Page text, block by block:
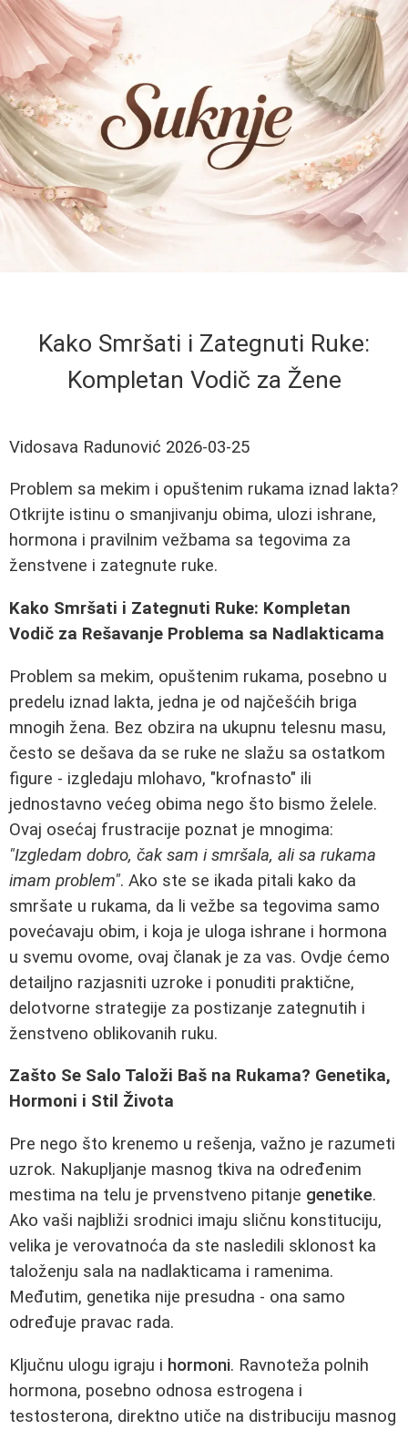
Kako Smršati i Zategnuti Ruke:
Kompletan Vodič za Žene
Vidosava Radunović 2026-03-25
Problem sa mekim i opuštenim rukama iznad lakta?
Otkrijte istinu o smanjivanju obima, ulozi ishrane,
hormona i pravilnim vežbama sa tegovima za
ženstvene i zategnute ruke.
Kako Smršati i Zategnuti Ruke: Kompletan
Vodič za Rešavanje Problema sa Nadlakticama
Problem sa mekim, opuštenim rukama, posebno u
predelu iznad lakta, jedna je od najčešćih briga
mnogih žena. Bez obzira na ukupnu telesnu masu,
često se dešava da se ruke ne slažu sa ostatkom
figure - izgledaju mlohavo, "krofnasto" ili
jednostavno većeg obima nego što bismo želele.
Ovaj osećaj frustracije poznat je mnogima:
"Izgledam dobro, čak sam i smršala, ali sa rukama
imam problem". Ako ste se ikada pitali kako da
smršate u rukama, da li vežbe sa tegovima samo
povećavaju obim, i koja je uloga ishrane i hormona
u svemu ovome, ovaj članak je za vas. Ovdje ćemo
detailjno razjasniti uzroke i ponuditi praktične,
delotvorne strategije za postizanje zategnutih i
ženstveno oblikovanih ruku.
Zašto Se Salo Taloži Baš na Rukama? Genetika,
Hormoni i Stil Života
Pre nego što krenemo u rešenja, važno je razumeti
uzrok. Nakupljanje masnog tkiva na određenim
mestima na telu je prvenstveno pitanje genetike.
Ako vaši najbliži srodnici imaju sličnu konstituciju,
velika je verovatnoća da ste nasledili sklonost ka
taloženju sala na nadlakticama i ramenima.
Međutim, genetika nije presudna - ona samo
određuje pravac rada.
Ključnu ulogu igraju i hormoni. Ravnoteža polnih
hormona, posebno odnosa estrogena i
testosterona, direktno utiče na distribuciju masnog